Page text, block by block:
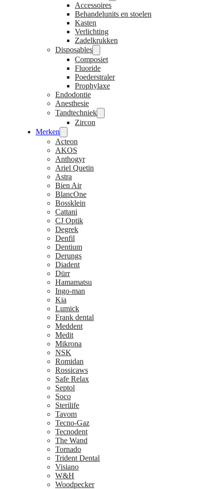
Accessoires
Behandelunits en stoelen
Kasten
Verlichting
Zadelkrukken
Disposables
Composiet
Fluoride
Poederstraler
Prophylaxe
Endodontie
Anesthesie
Tandtechniek
Zircon
Merken
Acteon
AKOS
Anthogyr
Ariel Quetin
Astra
Bien Air
BlancOne
Bossklein
Cattani
CJ Optik
Degrek
Denfil
Dentium
Derungs
Diadent
Dürr
Hamamatsu
Ingo-man
Kia
Lumick
Frank dental
Meddent
Medit
Mikrona
NSK
Romidan
Rossicaws
Safe Relax
Septol
Soco
Sterilife
Tavom
Tecno-Gaz
Tecnodent
The Wand
Tornado
Trident Dental
Visiano
W&H
Woodpecker